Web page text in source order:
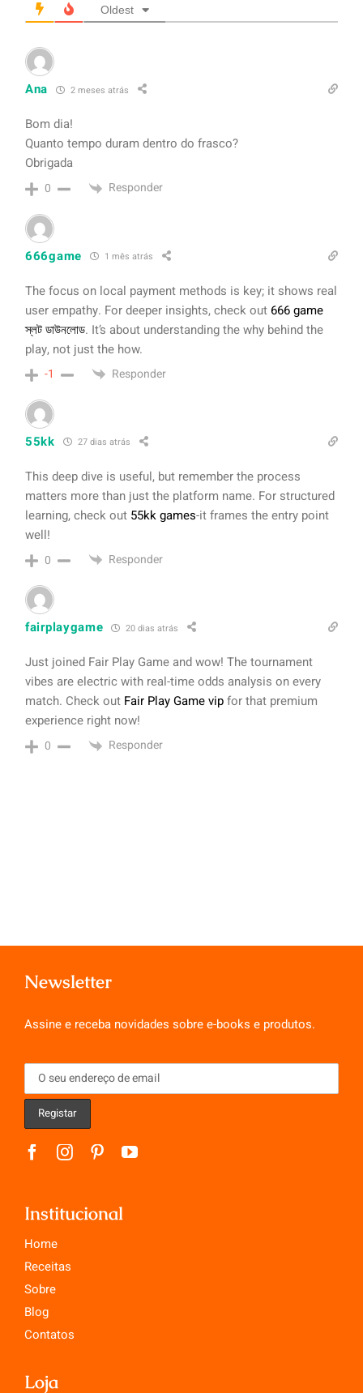
Oldest
Ana 2 meses atrás
Bom dia!
Quanto tempo duram dentro do frasco?
Obrigada
0 Responder
666game 1 mês atrás
The focus on local payment methods is key; it shows real
user empathy. For deeper insights, check out 666 game
স্লট ডাউনলোড. It’s about understanding the why behind the
play, not just the how.
-1 Responder
55kk 27 dias atrás
This deep dive is useful, but remember the process
matters more than just the platform name. For structured
learning, check out 55kk games-it frames the entry point
well!
0 Responder
fairplaygame 20 dias atrás
Just joined Fair Play Game and wow! The tournament
vibes are electric with real-time odds analysis on every
match. Check out Fair Play Game vipfor that premium
experience right now!
0 Responder
Newsletter
Assine e receba novidades sobre e-books e produtos.
Institucional
Home
Receitas
Sobre
Blog
Contatos
Loja